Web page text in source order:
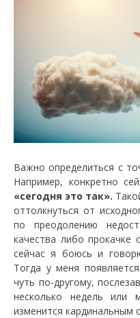
Важно определиться с
Например, конкретно
«сегодня это так».
оттолкнуться от
по преодолению
качества либо прокачке
сейчас я боюсь и
Тогда у меня
чуть по-другому,
несколько недель
изменится кардинальным